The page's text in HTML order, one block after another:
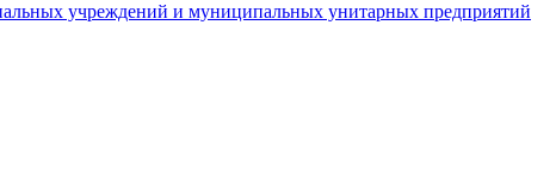
учреждений и муниципальных унитарных предприятий